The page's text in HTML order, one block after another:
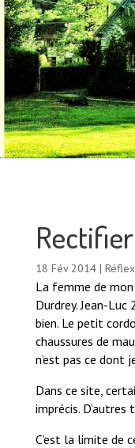
18 Fév 2014|
La femme de
Durdrey. Jean-
bien. Le petit
chaussures de
n’est pas ce dont
Dans ce site,
imprécis. D’autres
C’est la limite de